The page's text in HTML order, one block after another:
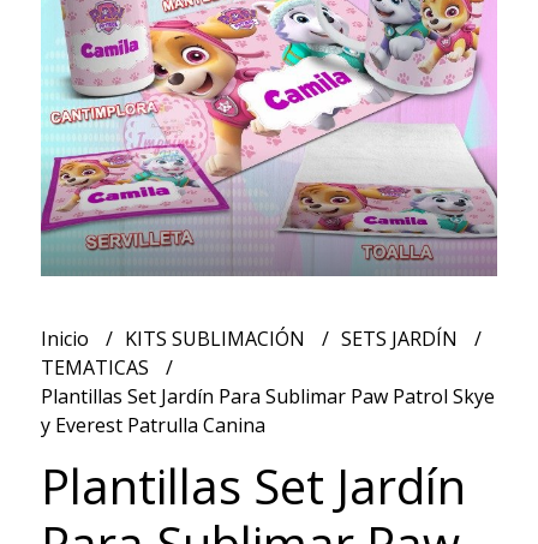
Inicio KITS SUBLIMACIÓN
SETS JARDÍN
TEMATICAS
Plantillas Set Jardín Para Sublimar Paw Patrol Skye
y Everest Patrulla Canina
Plantillas Set Jardín